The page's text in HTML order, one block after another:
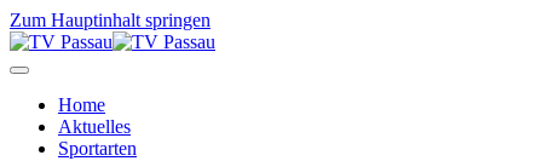
Zum Hauptinhalt springen
Home
Aktuelles
Sportarten